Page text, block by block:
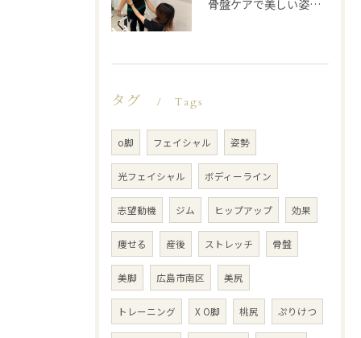
骨盤ケアで美しい姿勢を手に入れる
タグ Tags
o脚 フェイシャル 姿勢
光フェイシャル ボディーライン
志望動機 ジム ヒップアップ 効果
痩せる 産後 ストレッチ 骨盤
美脚 広島市南区 美尻
トレーニング X O脚 桃尻 ぷりけつ